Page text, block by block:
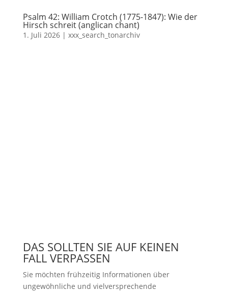
Psalm 42: William Crotch (1775-1847): Wie der
Hirsch schreit (anglican chant)
1. Juli 2026| xxx_search_tonarchiv
DAS SOLLTEN SIE AUF KEINEN
FALL VERPASSEN
Sie möchten frühzeitig Informationen über
ungewöhnliche und vielversprechende